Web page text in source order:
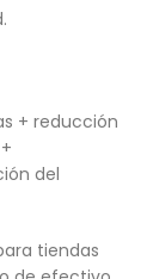
+ reducción
del
tiendas